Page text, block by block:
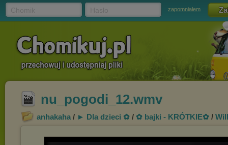
zapomniałem
nu_pogodi_12.wmv
anhakaha / ► Dla dzieci ✿ / ✿ bajki - KRÓTKIE✿ /